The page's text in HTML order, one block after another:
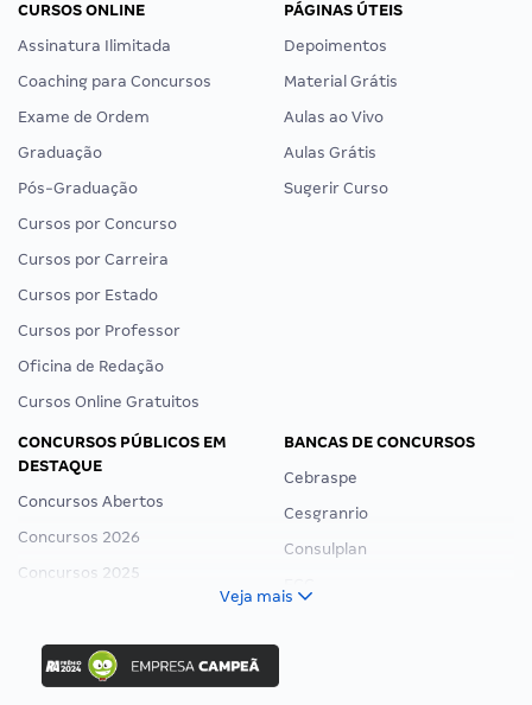
CURSOS ONLINE
Assinatura Ilimitada
Coaching para Concursos
Exame de Ordem
Graduação
Pós-Graduação
Cursos por Concurso
Cursos por Carreira
Cursos por Estado
Cursos por Professor
Oficina de Redação
Cursos Online Gratuitos
PÁGINAS ÚTEIS
Depoimentos
Material Grátis
Aulas ao Vivo
Aulas Grátis
Sugerir Curso
CONCURSOS PÚBLICOS EM
DESTAQUE
Concursos Abertos
Concursos 2026
Concursos 2025
Concurso Ibama
Concurso MPU
BANCAS DE CONCURSOS
Cebraspe
Cesgranrio
Consulplan
Veja mais